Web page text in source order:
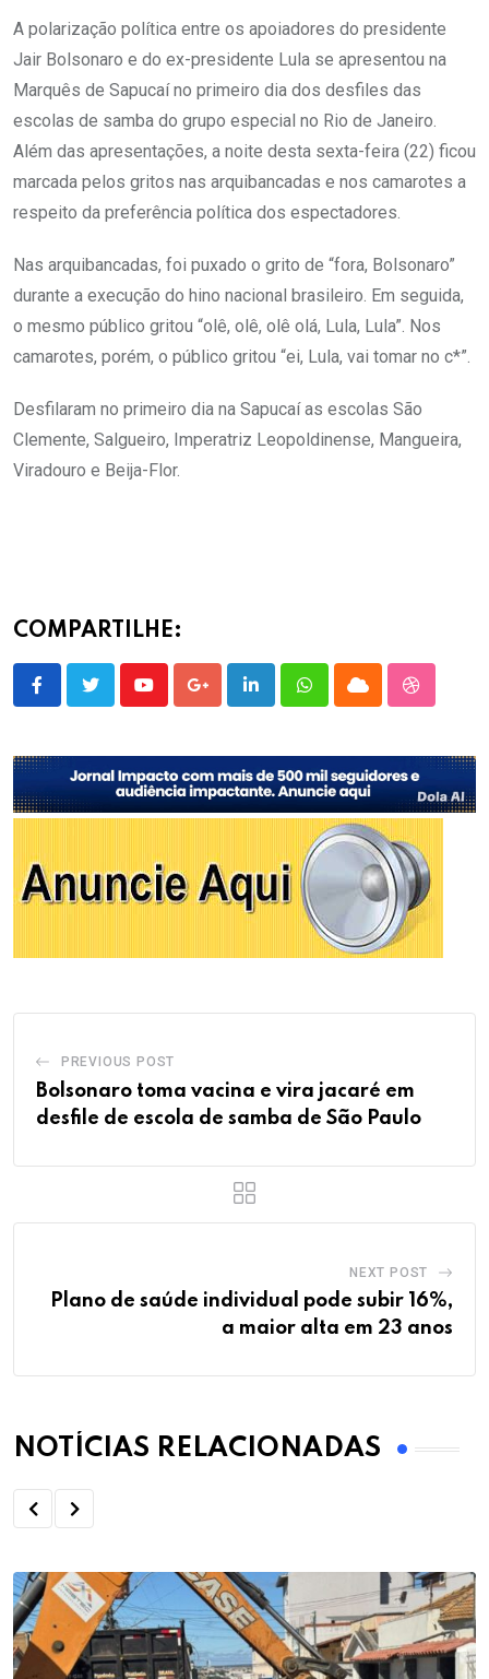
A polarização política entre os apoiadores do presidente
Jair Bolsonaro e do ex-presidente Lula se apresentou na
Marquês de Sapucaí no primeiro dia dos desfiles das
escolas de samba do grupo especial no Rio de Janeiro.
Além das apresentações, a noite desta sexta-feira (22) ficou
marcada pelos gritos nas arquibancadas e nos camarotes a
respeito da preferência política dos espectadores.
Nas arquibancadas, foi puxado o grito de “fora, Bolsonaro”
durante a execução do hino nacional brasileiro. Em seguida,
o mesmo público gritou “olê, olê, olê olá, Lula, Lula”. Nos
camarotes, porém, o público gritou “ei, Lula, vai tomar no c*”.
Desfilaram no primeiro dia na Sapucaí as escolas São
Clemente, Salgueiro, Imperatriz Leopoldinense, Mangueira,
Viradouro e Beija-Flor.
COMPARTILHE:
YoutubeGoogle+LinkedInWhatsappCloud
PREVIOUS POST
Bolsonaro toma vacina e vira jacaré em
desfile de escola de samba de São Paulo
NEXT POST
Plano de saúde individual pode subir 16%,
a maior alta em 23 anos
NOTÍCIAS RELACIONADAS